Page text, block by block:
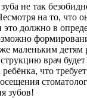
не так
на то, что
это должно в
маленьким детям
врач
что
зубов!